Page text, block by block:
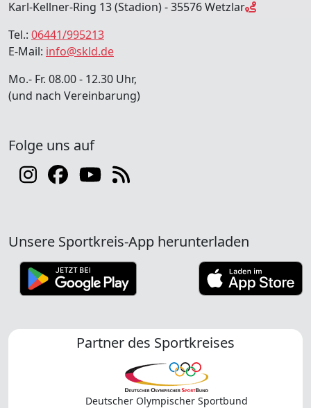
Karl-Kellner-Ring 13 (Stadion) - 35576 Wetzlar
Tel.: 06441/995213
E-Mail: info@skld.de
Mo.- Fr. 08.00 - 12.30 Uhr,
(und nach Vereinbarung)
Folge uns auf
Unsere Sportkreis-App herunterladen
Partner des Sportkreises
Deutscher Olympischer Sportbund